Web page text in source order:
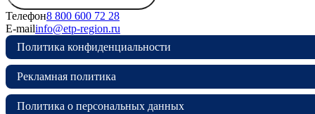
Телефон8 800 600 72 28
E-mailinfo@etp-region.ru
Политика конфиденциальности
Рекламная политика
Политика о персональных данных